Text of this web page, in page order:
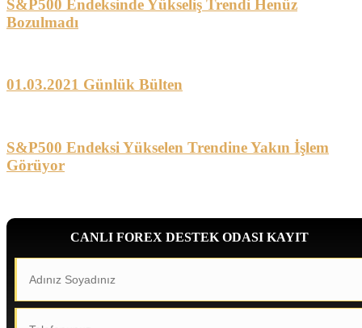
S&P500 Endeksinde Yükseliş Trendi Henüz
Bozulmadı
01.03.2021 Günlük Bülten
S&P500 Endeksi Yükselen Trendine Yakın İşlem
Görüyor
CANLI FOREX DESTEK ODASI KAYIT